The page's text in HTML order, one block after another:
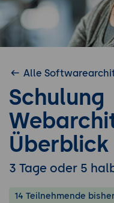
Alle
Schulung
Überblick
3 Tage oder 5
14 Teilnehmende